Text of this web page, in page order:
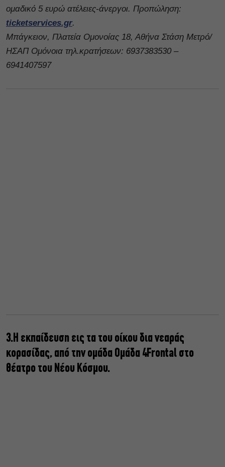
ομαδικό 5 ευρώ ατέλειες-άνεργοι. Προπώληση:
ticketservices.gr.
Μπάγκειον, Πλατεία Ομονοίας 18, Αθήνα Στάση Μετρό/
ΗΣΑΠ Ομόνοια τηλ.κρατήσεων: 6937383530 –
6941407597
3.Η εκπαίδευση εις τα του οίκου δια νεαράς
κορασίδας, από την ομάδα Ομάδα 4Frontal στο
θέατρο του Νέου Κόσμου.